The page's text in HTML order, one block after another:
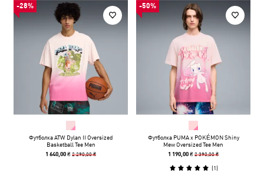
-28%
Футболка ATW Dylan II Oversized
Basketball Tee Men
1 640,00 ₴2 290,00 ₴
-50%
Футболка PUMA x POKÉMON Shiny
Mew Oversized Tee Men
1 190,00 ₴2 390,00 ₴
(1)